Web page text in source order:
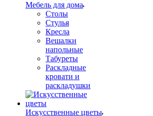
Мебель для дома
Столы
Стулья
Кресла
Вешалки
напольные
Табуреты
Раскладные
кровати и
раскладушки
Искусственные цветы